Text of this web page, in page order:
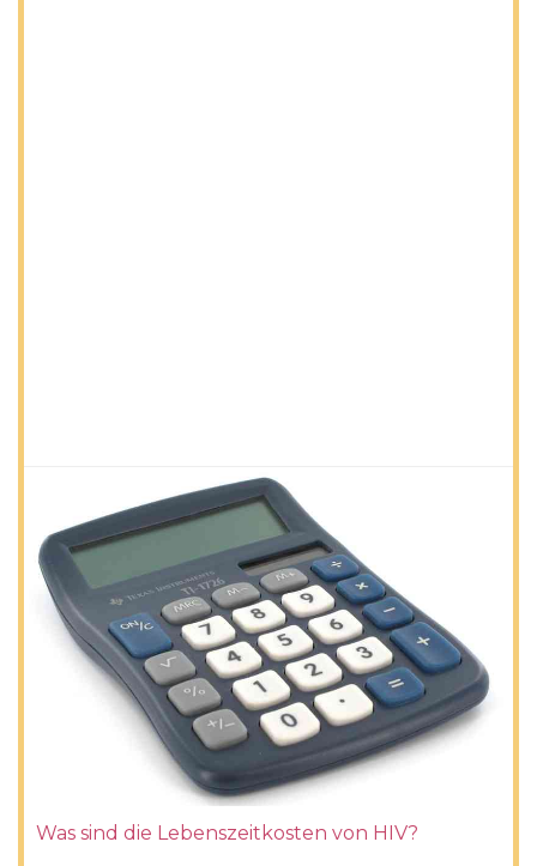
Was sind die Lebenszeitkosten von HIV?